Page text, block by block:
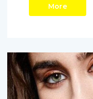
More